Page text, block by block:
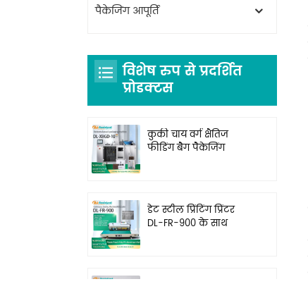
पैकेजिंग आपूर्ति
विशेष रुप से प्रदर्शित
प्रोडक्टस
कुकी चाय वर्ग क्षैतिज
फीडिंग बैग पैकेजिंग
डेट स्टील प्रिंटिंग प्रिंटर
DL-FR-900 के साथ